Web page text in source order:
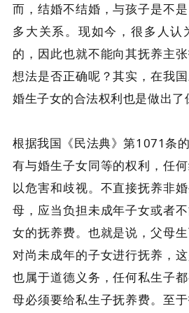
而，结婚不结婚，与孩子是不
多大关系。现如今，很多人认
的，因此也就不能向其抚养主
想法是否正确呢？其实，在我
婚生子女的合法权利也是做出了
根据我国《民法典》第1071条
有与婚生子女同等的权利，任
以危害和歧视。不直接抚养非
母，应当负担未成年子女或者
女的抚养费。也就是说，父母
对尚未成年的子女进行抚养，
也属于道德义务，任何私生子
母必须要给私生子抚养费。至